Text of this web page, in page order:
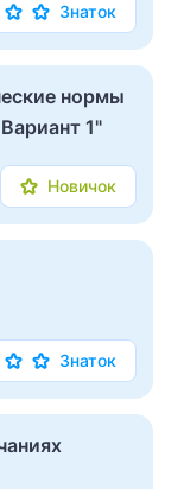
Знаток
нормы
1"
Новичок
Знаток